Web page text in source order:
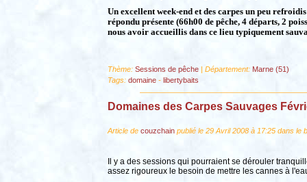
Un excellent week-end et des carpes un peu
répondu présente (66h00 de pêche, 4 départs, 2
nous avoir accueillis dans ce lieu typiquement
Thème: Sessions de pêche| Département: Marne (51)
Tags: domaine- libertybaits
Domaines des Carpes Sauvages
Article de couzchainpublié le 29 Avril 2008 à 17:25 dans le
Il y a des sessions qui pourraient se dérouler
assez rigoureux le besoin de mettre les cannes à